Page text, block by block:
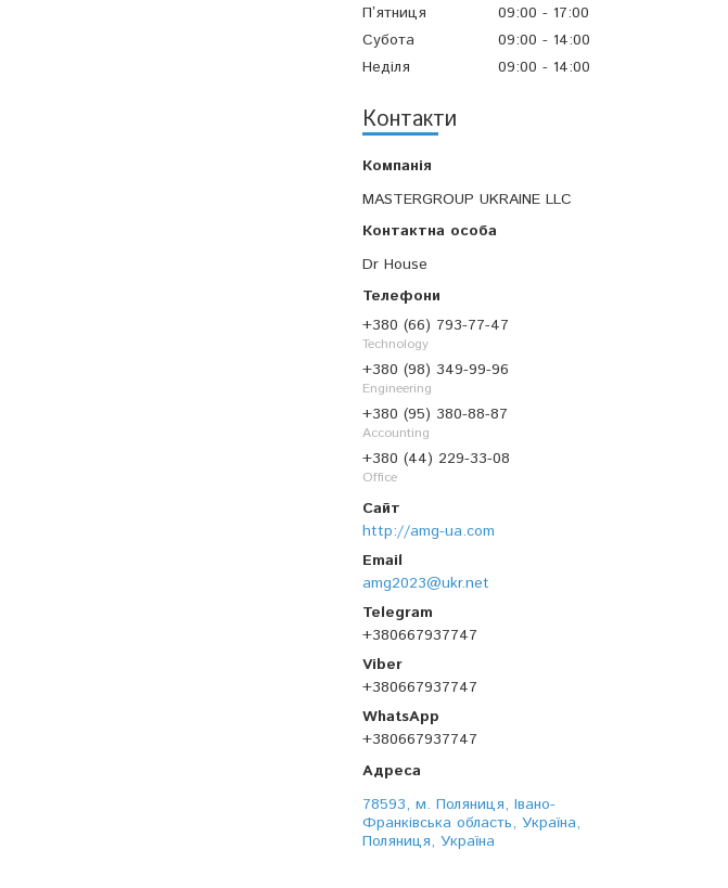
Пʼятниця
09:00
17:00
Субота
09:00
14:00
Неділя
09:00 14:00
Контакти
MASTERGROUP UKRAINE LLC
Dr House
+380 (66) 793-77-47
Technology
+380 (98) 349-99-96
Engineering
+380 (95) 380-88-87
Accounting
+380 (44) 229-33-08
Office
http://amg-ua.com
amg2023@ukr.net
+380667937747
+380667937747
+380667937747
78593, м. Поляниця, Івано-
Франківська область, Україна,
Поляниця, Україна